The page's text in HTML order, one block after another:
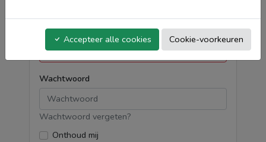
Accepteer alle cookies Cookie-voorkeuren
E-mailadres
Wachtwoord
Wachtwoord vergeten?
Onthoud mij